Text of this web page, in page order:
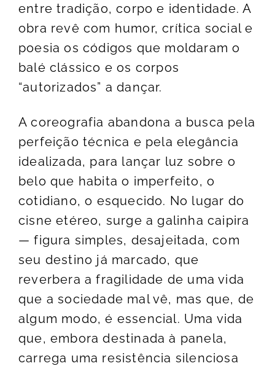
entre tradição, corpo e identidade. A
obra revê com humor, crítica social e
poesia os códigos que moldaram o
balé clássico e os corpos
“autorizados” a dançar.
A coreografia abandona a busca pela
perfeição técnica e pela elegância
idealizada, para lançar luz sobre o
belo que habita o imperfeito, o
cotidiano, o esquecido. No lugar do
cisne etéreo, surge a galinha caipira
— figura simples, desajeitada, com
seu destino já marcado, que
reverbera a fragilidade de uma vida
que a sociedade mal vê, mas que, de
algum modo, é essencial. Uma vida
que, embora destinada à panela,
carrega uma resistência silenciosa